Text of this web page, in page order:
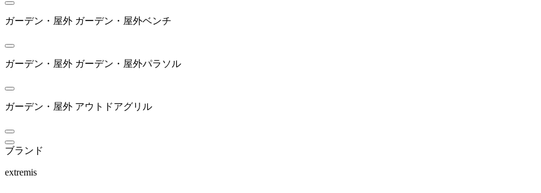
フィアム
FRITZ HANSEN
Grythyttan
ガーデン・屋外 ガーデン・屋外ベンチ
ガーデン・屋外 ガーデン・屋外パラソル
ガーデン・屋外 アウトドアグリル
ブランド
extremis